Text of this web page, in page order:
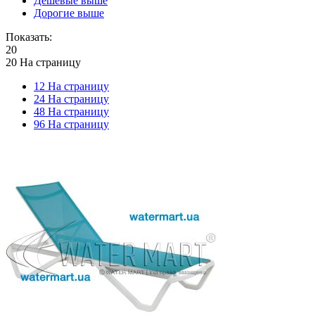
Дорогие выше
Показать:
20
20 На страницу
12 На страницу
24 На страницу
48 На страницу
96 На страницу